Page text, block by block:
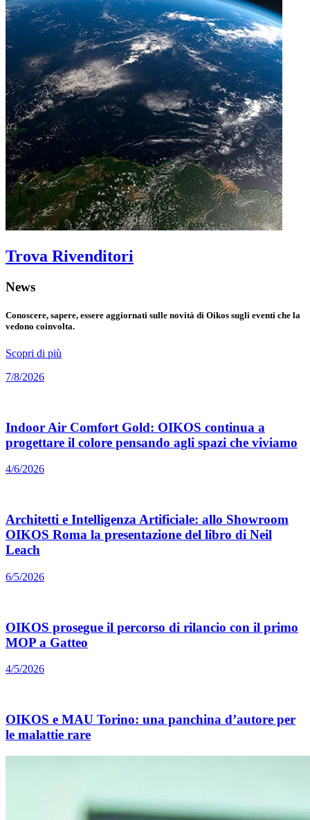
Trova Rivenditori
News
Conoscere, sapere, essere aggiornati sulle novità di Oikos sugli eventi che la
vedono coinvolta.
Scopri di più
7/8/2026
Indoor Air Comfort Gold: OIKOS continua a
progettare il colore pensando agli spazi che viviamo
4/6/2026
Architetti e Intelligenza Artificiale: allo Showroom
OIKOS Roma la presentazione del libro di Neil
Leach
6/5/2026
OIKOS prosegue il percorso di rilancio con il primo
MOP a Gatteo
4/5/2026
OIKOS e MAU Torino: una panchina d’autore per
le malattie rare